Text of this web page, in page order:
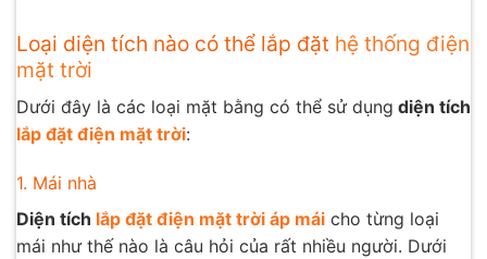
Loại diện tích nào có thể lắp đặt hệ thống điện
mặt trời
Dưới đây là các loại mặt bằng có thể sử dụng diện tích
lắp đặt điện mặt trời:
1. Mái nhà
Diện tích lắp đặt điện mặt trời áp mái cho từng loại
mái như thế nào là câu hỏi của rất nhiều người. Dưới